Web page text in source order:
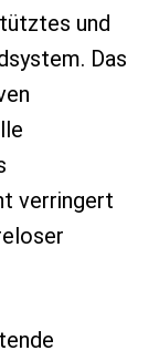
und
Das
verringert